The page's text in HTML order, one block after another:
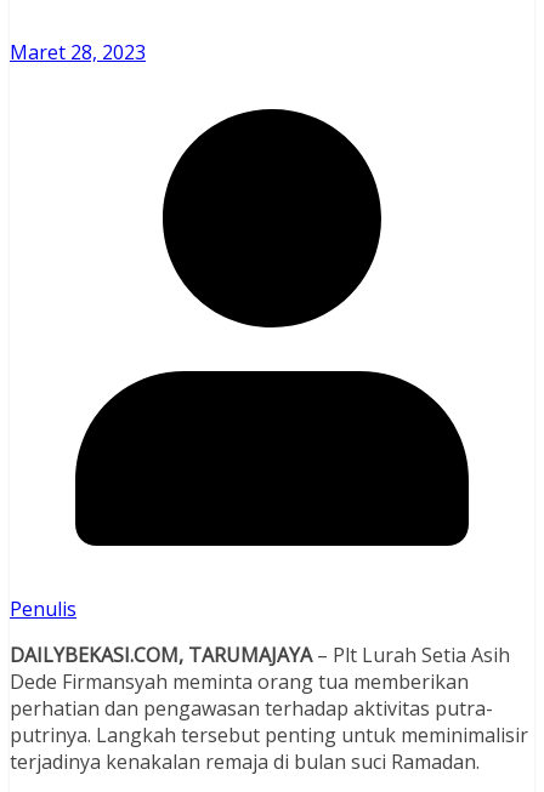
Maret 28, 2023
Penulis
DAILYBEKASI.COM, TARUMAJAYA– Plt Lurah Setia Asih
Dede Firmansyah meminta orang tua memberikan
perhatian dan pengawasan terhadap aktivitas putra-
putrinya. Langkah tersebut penting untuk meminimalisir
terjadinya kenakalan remaja di bulan suci Ramadan.